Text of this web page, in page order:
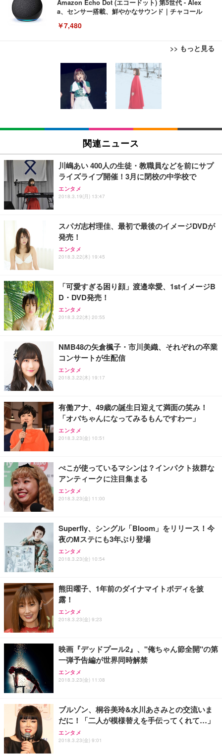
Amazon Echo Dot (エコードット) 第5世代 - Alex
a、センサー搭載、鮮やかなサウンド｜チャコール
￥7,480
>> もっと見る
[EdoErgo] オフィスチェア 椅子 テレワーク 疲れな
い 跳ね上げ式アームレスト コンパクト 約105度ロッ
キング pc 事務椅子 360度回転 座面昇降 強化ナイロ
ン樹脂ベース 通気性メッシュ 在宅ワーク H-WY01
(黒網+黒枠+黒足)
￥5,699
SIHOO B100 オフィスチェア／デスクチェア メッシ
ュチェア 人間工学 疲れない ブラック
￥27,999
ワーク チェア 強化バックレスト 30度ロッキング機
能 人間工学 椅子 腰サポート 90度跳ね上げ式アーム
務用 おしゃれ パソコンチェア (ブラック)
Sezlife オフィスチェア デスクチェア 疲れない テレ
ワーク チェア 強化バックレスト 30度ロッキング機
能 人間工学 椅子 腰サポート 90度跳ね上げ式アーム
務用 おしゃれ パソコンチェア (ホワイト)
ANDWINT オフィスチェア デスクチェア 肘なし メ
ッシュ 通気性 ランバーサポート付き 腰サポート ガ
ス圧無段階昇降 360度回転 キャスター付き コンパク
EIZO ビジネス向けプレミアムモニター | FlexScan
EV3240X-WT | 31.5型4K UHD・USB Type-C・ホワ
￥105,595
EIZO ビジネス向けプレミアムモニター | FlexScan
￥109,572
【純正品】27"ゲーミングモニター DualSense 充電
フック付き（CFI-ZDM1J）
【整備済み品】Dell E2724HS 27インチ 液晶モニタ
ー フルHD（1920×1080）VA 非光沢 HDMI/DisplayP
ort/VGA スピーカー内蔵 高さ調整 スイベル VESA対
【MiniLED/24.5inch/280Hz/FHD】GRAPHT THE S
HOOTER Gaming Monitor 24” Essential ゲーミン
グモニター QD 24.5インチ 1ms FHD 量子ドット 残
Amazonベーシック ペットシーツ 薄型 レギュラー 1
回使い捨て 無香料 ホワイト 300枚
￥3,373
Amazonベーシック ペットシーツ 厚型 ワイド 42枚
x2袋(84枚) ホワイト(吸収面:ライトブルー)
￥3,234
ネオ・ルーライフ ネオ・オムツ L 中型犬用 26枚入
り 単品
Smart Basic(スマートベーシック) 【Amazon.co.jp
限定】 Smart Basic アイリスオーヤマ ペットシーツ
超厚型 お徳用 ワイド 100枚入 (x 1) (ケース販売)
アイリスオーヤマ ペットシーツ 超厚型 お徳用 レギ
ュラー 200枚入【Amazon.co.jp限定】
関連ニュース
川嶋あい 400人の生徒・教職員などを前にサプ
ライズライブ開催！3月に閉校の中学校で
エンタメ
2018.3.19(月) 13:47
スパガ志村理佳、最初で最後のイメージDVDが
発売！
エンタメ
2018.3.22(木) 19:45
「可愛すぎる困り顔」渡邉幸愛、1stイメージB
D・DVD発売！
エンタメ
2018.3.22(木) 20:55
NMB48の矢倉楓子・市川美織、それぞれの卒業
コンサートが生配信
エンタメ
2018.3.22(木) 19:17
有働アナ、49歳の誕生日迎えて満面の笑み！
「オバちゃんになってみるもんですわー」
エンタメ
2018.3.23(金) 10:51
ぺこが使っているマシンは？インパクト抜群な
アンティークに注目集まる
エンタメ
2018.3.23(金) 11:00
Superfly、シングル「Bloom」をリリース！今
夜のMステにも3年ぶり登場
エンタメ
2018.3.23(金) 10:54
熊田曜子、1年前のダイナマイトボディを披
露！
エンタメ
2018.3.23(金) 9:23
映画『デッドプール2』、"俺ちゃん節全開"の第
一弾予告編が世界同時解禁
エンタメ
2018.3.23(金) 11:08
ブルゾン、桐谷美玲&水川あさみとの交流いま
だに！「二人が模様替えを手伝ってくれて…」
エンタメ
2018.3.23(金) 9:01